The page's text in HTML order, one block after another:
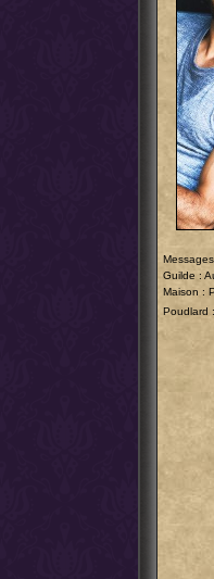
Guilde :
Maison :
Poudlard